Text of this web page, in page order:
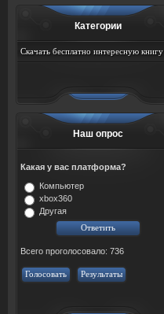
Категории
Скачать бесплатно интересную книгу
Наш опрос
Какая у вас платформа?
Компьютер
xbox360
Другая
Всего проголосовало: 736
Голосовать Результаты